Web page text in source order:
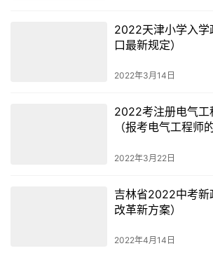
段，所以资格证要按需考取，工作能用
会在意你有其他工作之外的能力，所以
的证书，考取了之后越不会让你比其他
所以同学们要多和行业的前辈沟通，和
针对自身的情况哪种资格证书适合自己，
么考试，需要什么参考书等等。每个人
2022天津小学入学
口最新规定）
2022年3月14日
2022考注册电气工
（报考电气工程师
2022年3月22日
吉林省2022中考新
改革新方案）
2022年4月14日